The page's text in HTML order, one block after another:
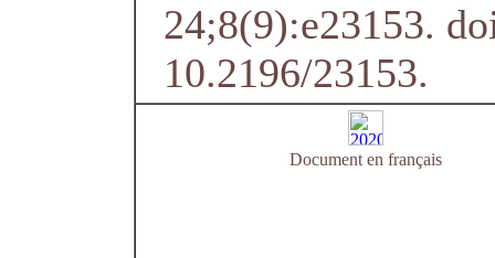
24;8(9):e23153.
10.2196/23153.
Document en français